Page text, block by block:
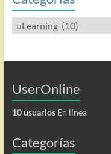
Categorías
UserOnline
10 usuariosEn línea
Categorías